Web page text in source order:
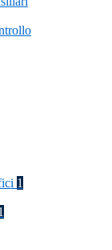
1